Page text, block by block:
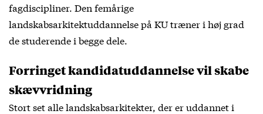
fagdiscipliner. Den femårige
landskabsarkitektuddannelse på KU træner i høj grad
de studerende i begge dele.
Forringet kandidatuddannelse vil skabe
skævvridning
Stort set alle landskabsarkitekter, der er uddannet i